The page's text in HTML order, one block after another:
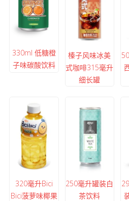
330ml 低糖橙
子味碳酸饮料
榛子风味冰美
式咖啡315毫升
细长罐
320毫升Bici
Bici菠萝味椰果
250毫升罐装白
茶饮料